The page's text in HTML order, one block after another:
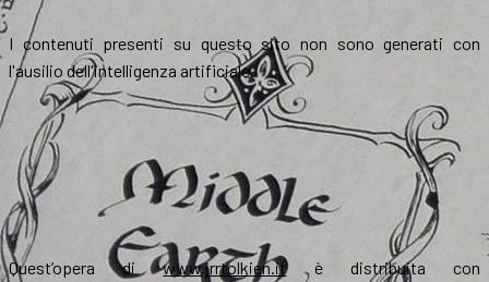
I contenuti presenti su questo sito non sono generati con
l'ausilio dell'intelligenza artificiale.
Quest’opera diwww.jrrtolkien.itè distribuita con